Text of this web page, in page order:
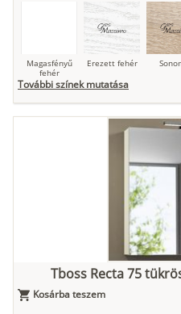
Magasfényű
fehér
Erezett fehér
Antracit Matt fekete
További színek mutatása
Tboss Recta 75
Kosárba teszem